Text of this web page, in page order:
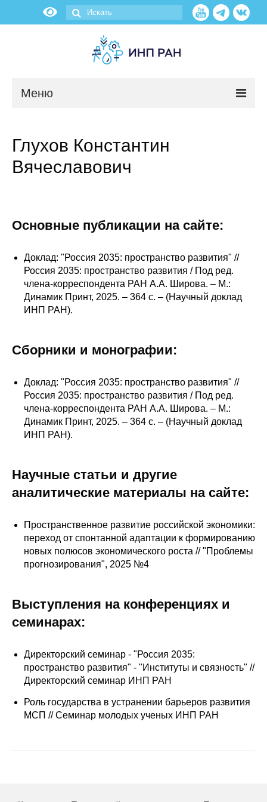
Меню
О нас
Сотрудники
Отчетность
Материалы для СМИ
Публикации
Научная жизнь
Издания
О журнале
Номера журналов
Редакционная этика
Общие требования
Научные труды
Выпуски
Глухов Константин
Вячеславович
Основные публикации на сайте:
Доклад: "Россия 2035: пространство развития" //
Россия 2035: пространство развития / Под ред.
члена-корреспондента РАН А.А. Широва. – М.:
Динамик Принт, 2025. – 364 с. – (Научный доклад
ИНП РАН).
Сборники и монографии:
Доклад: "Россия 2035: пространство развития" //
Россия 2035: пространство развития / Под ред.
члена-корреспондента РАН А.А. Широва. – М.:
Динамик Принт, 2025. – 364 с. – (Научный доклад
ИНП РАН).
Научные статьи и другие
аналитические материалы на сайте:
Пространственное развитие российской экономики:
переход от спонтанной адаптации к формированию
новых полюсов экономического роста // "Проблемы
прогнозирования", 2025 №4
Выступления на конференциях и
семинарах:
Директорский семинар - "Россия 2035:
пространство развития" - "Институты и связность" //
Директорский семинар ИНП РАН
Роль государства в устранении барьеров развития
МСП // Семинар молодых ученых ИНП РАН